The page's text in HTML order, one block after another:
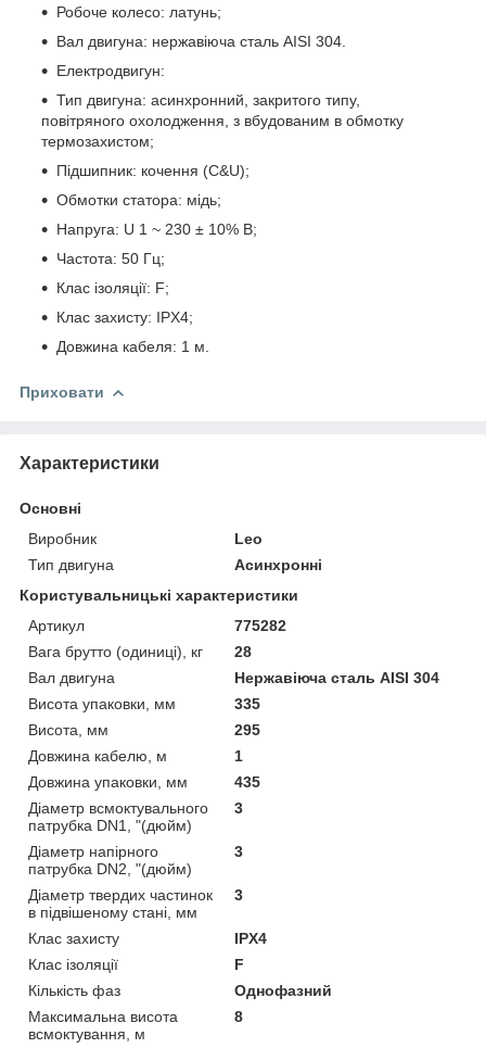
Робоче колесо: латунь;
Вал двигуна: нержавіюча сталь AISI 304.
Електродвигун:
Тип двигуна: асинхронний, закритого типу,
повітряного охолодження, з вбудованим в обмотку
термозахистом;
Підшипник: кочення (C&U);
Обмотки статора: мідь;
Напруга: U 1 ~ 230 ± 10% В;
Частота: 50 Гц;
Клас ізоляції: F;
Клас захисту: IPХ4;
Довжина кабеля: 1 м.
Приховати
Характеристики
Основні
Виробник
Leo
Тип двигуна
Асинхронні
Користувальницькі характеристики
Артикул
775282
Вага брутто (одиниці), кг
28
Вал двигуна
Нержавіюча сталь AISI 304
Висота упаковки, мм
335
Висота, мм
295
Довжина кабелю, м
1
Довжина упаковки, мм
435
Діаметр всмоктувального
патрубка DN1, "(дюйм)
3
Діаметр напірного
патрубка DN2, "(дюйм)
3
Діаметр твердих частинок
в підвішеному стані, мм
3
Клас захисту
IPX4
Клас ізоляції
F
Кількість фаз
Однофазний
Максимальна висота
всмоктування, м
8